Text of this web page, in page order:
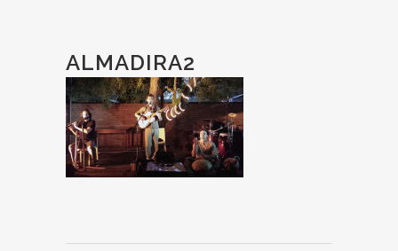
ALMADIRA2